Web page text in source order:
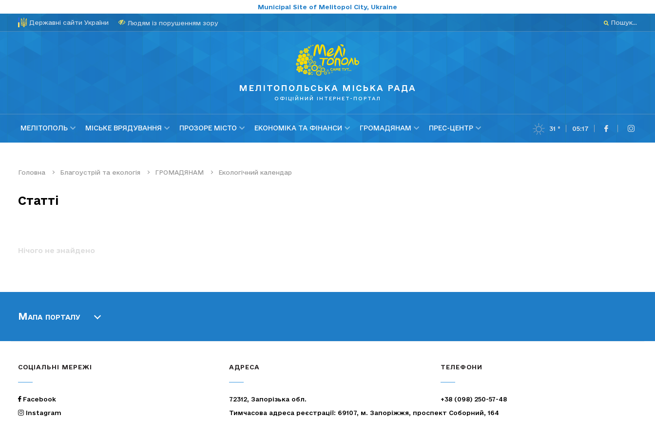
Municipal Site of Melitopol City, Ukraine
Державні сайти України Людям із порушенням зору Пошук...
МЕЛІТОПОЛЬСЬКА МІСЬКА РАДА
ОФІЦІЙНИЙ ІНТЕРНЕТ-ПОРТАЛ
МЕЛІТОПОЛЬ МІСЬКЕ ВРЯДУВАННЯ ПРОЗОРЕ МІСТО ЕКОНОМІКА ТА ФІНАНСИ ГРОМАДЯНАМ ПРЕС-ЦЕНТР 31 ° 05:17
Головна Благоустрій та екологія ГРОМАДЯНАМ Екологічний календар
Статті
Нічого не знайдено
Мапа порталу
СОЦІАЛЬНІ МЕРЕЖІ
Facebook
Instagram
АДРЕСА
72312, Запорізька обл.
Тимчасова адреса реєстрації: 69107, м. Запоріжжя, проспект Соборний, 164
ТЕЛЕФОНИ
+38 (098) 250-57-48